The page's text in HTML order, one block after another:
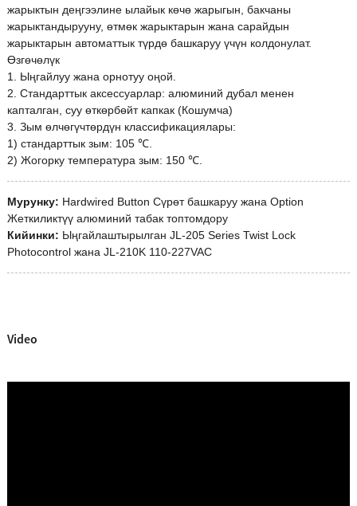
жарыктын деңгээлине ылайык көчө жарыгын, бакчаны
жарыктандырууну, өтмөк жарыктарын жана сарайдын
жарыктарын автоматтык түрдө башкаруу үчүн колдонулат.
Өзгөчөлүк
1. Ыңгайлуу жана орнотуу оңой.
2. Стандарттык аксессуарлар: алюминий дубал менен
капталган, суу өткөрбөйт капкак (Кошумча)
3. Зым өлчөгүчтөрдүн классификациялары:
1) стандарттык зым: 105 ℃.
2) Жогорку температура зым: 150 ℃.
Мурунку: Hardwired Button Сүрөт башкаруу жана Option
Жеткиликтүү алюминий табак топтомдору
Кийинки: Ыңгайлаштырылган JL-205 Series Twist Lock
Photocontrol жана JL-210K 110-227VAC
Video